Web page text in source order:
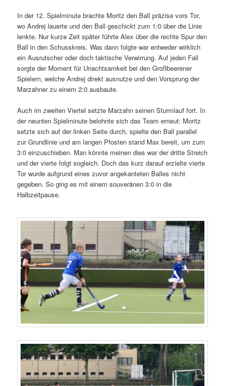
In der 12. Spielminute brachte Moritz den Ball präzise vors Tor,
wo Andrej lauerte und den Ball geschickt zum 1:0 über die Linie
lenkte. Nur kurze Zeit später führte Alex über die rechte Spur den
Ball in den Schusskreis. Was dann folgte war entweder wirklich
ein Ausrutscher oder doch taktische Verwirrung. Auf jeden Fall
sorgte der Moment für Unachtsamkeit bei den Großbeerener
Spielern, welche Andrej direkt ausnutze und den Vorsprung der
Marzahner zu einem 2:0 ausbaute.
Auch im zweiten Viertel setzte Marzahn seinen Sturmlauf fort. In
der neunten Spielminute belohnte sich das Team erneut: Moritz
setzte sich auf der linken Seite durch, spielte den Ball parallel
zur Grundlinie und am langen Pfosten stand Max bereit, um zum
3:0 einzuschieben. Man könnte meinen dies war der dritte Streich
und der vierte folgt sogleich. Doch das kurz darauf erzielte vierte
Tor wurde aufgrund eines zuvor angekanteten Balles nicht
gegeben. So ging es mit einem souveränen 3:0 in die
Halbzeitpause.